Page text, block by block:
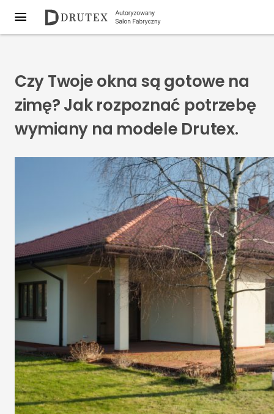
Czy Twoje okna są gotowe na
zimę? Jak rozpoznać potrzebę
wymiany na modele Drutex.